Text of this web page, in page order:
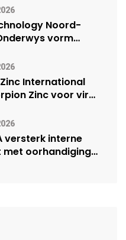
Ekspo
Noord-
vorm
International
Zinc voor vir
versterk interne
met oorhandiging